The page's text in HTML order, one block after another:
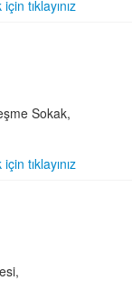
tıklayınız
Sokak,
tıklayınız